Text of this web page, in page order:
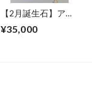
【2月誕生石】アメ
りエレスチャルクォ
¥35,000